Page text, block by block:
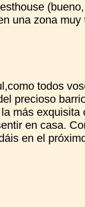
una zona
todos
precioso
más
en casa.
en el